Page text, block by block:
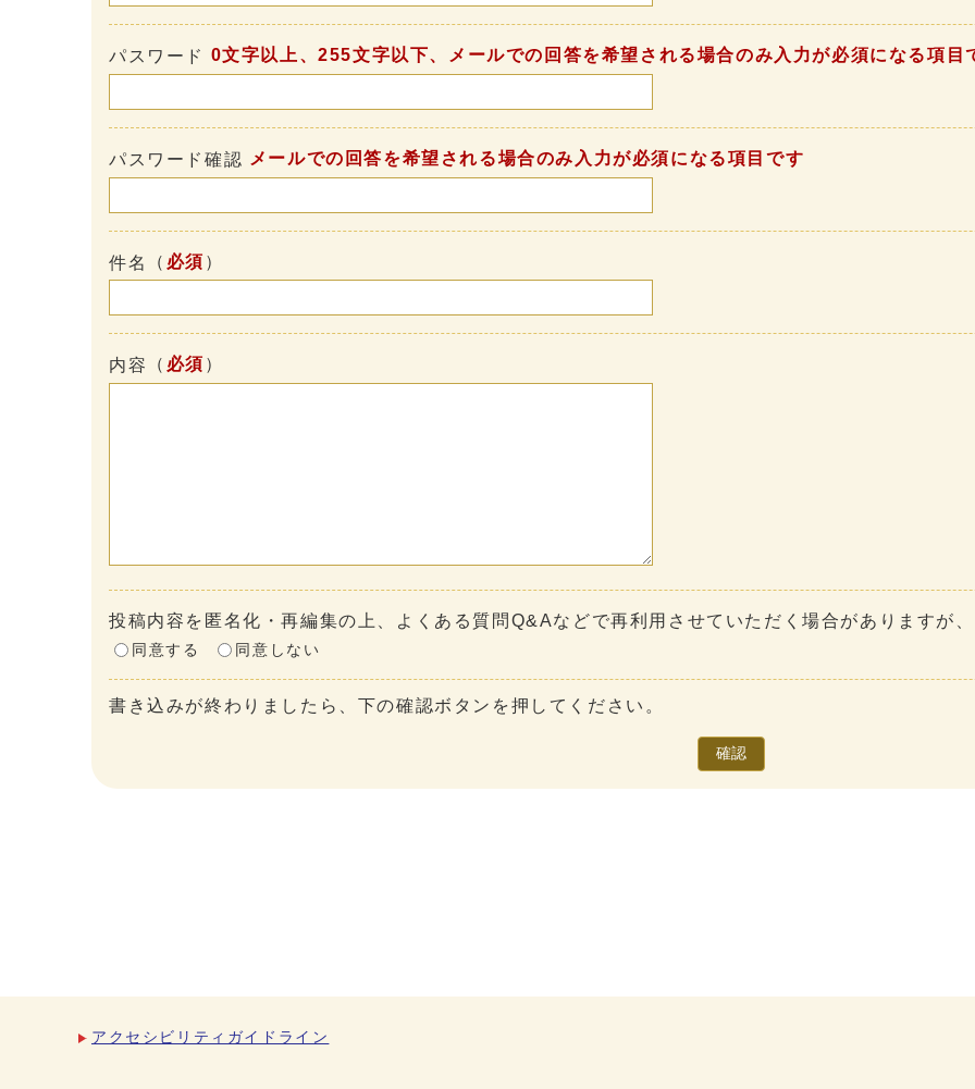
パスワード 0文字以上、255文字以下、メールでの回答を希望される場合のみ入力が必須になる項目
パスワード確認 メールでの回答を希望される場合のみ入力が必須になる項目です
件名 （ 必須 ）
内容 （ 必須 ）
投稿内容を匿名化・再編集の上、よくある質問Q&Aなどで再利用させていただく場合がありますが
同意する 同意しない
書き込みが終わりましたら、下の確認ボタンを押してください。
確認
アクセシビリティガイドライン